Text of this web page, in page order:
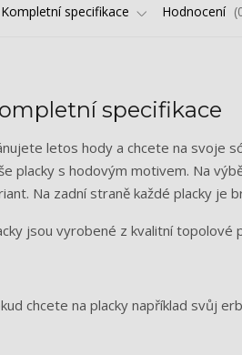
Kompletní specifikace Hodnocení
specifikace
letos hody a chcete na svoje
placky s hodovým motivem. Na
Na zadní straně každé placky je
jsou vyrobené z kvalitní topolové
chcete na placky například svůj